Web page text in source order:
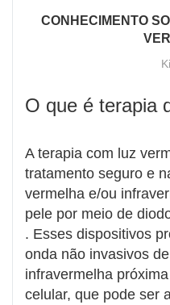
CONHECIMENTO
O que é terapia
A terapia com luz
tratamento seguro e
vermelha e/ou
pele por meio de
. Esses dispositivos
onda não invasivos
infravermelha
celular, que pode ser